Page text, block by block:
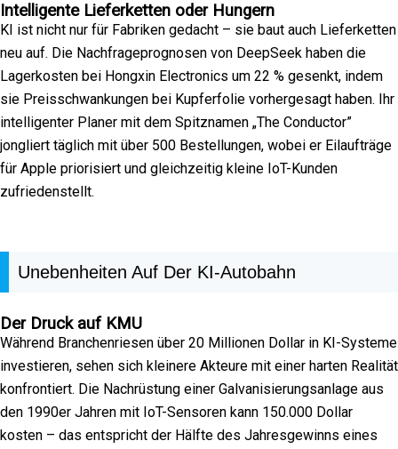
Intelligente Lieferketten oder Hungern
KI ist nicht nur für Fabriken gedacht – sie baut auch Lieferketten
neu auf. Die Nachfrageprognosen von DeepSeek haben die
Lagerkosten bei Hongxin Electronics um 22 % gesenkt, indem
sie Preisschwankungen bei Kupferfolie vorhergesagt haben. Ihr
intelligenter Planer mit dem Spitznamen „The Conductor”
jongliert täglich mit über 500 Bestellungen, wobei er Eilaufträge
für Apple priorisiert und gleichzeitig kleine IoT-Kunden
zufriedenstellt.
Unebenheiten Auf Der KI-Autobahn
Der Druck auf KMU
Während Branchenriesen über 20 Millionen Dollar in KI-Systeme
investieren, sehen sich kleinere Akteure mit einer harten Realität
konfrontiert. Die Nachrüstung einer Galvanisierungsanlage aus
den 1990er Jahren mit IoT-Sensoren kann 150.000 Dollar
kosten – das entspricht der Hälfte des Jahresgewinns eines